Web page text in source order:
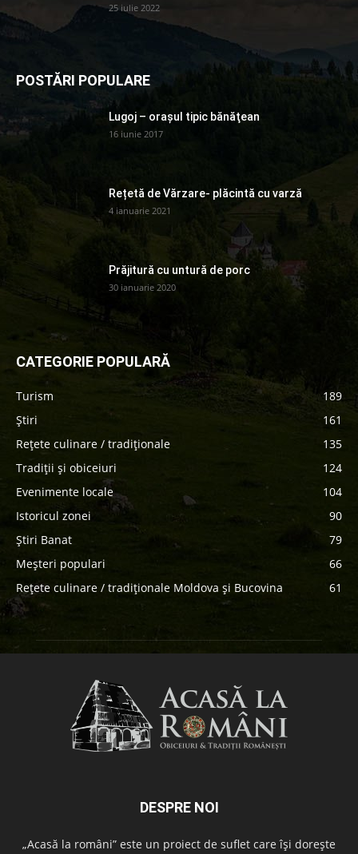
25 iulie 2022
POSTĂRI POPULARE
Lugoj – orașul tipic bănăţean
16 iunie 2017
Rețetă de Vărzare- plăcintă cu varză
4 ianuarie 2021
Prăjitură cu untură de porc
30 ianuarie 2020
CATEGORIE POPULARĂ
Turism
189
Știri
161
Rețete culinare / tradiționale
135
Tradiții și obiceiuri
124
Evenimente locale
104
Istoricul zonei
90
Știri Banat
79
Meșteri populari
66
Rețete culinare / tradiționale Moldova și Bucovina
61
DESPRE NOI
„Acasă la români” este un proiect de suflet care își dorește